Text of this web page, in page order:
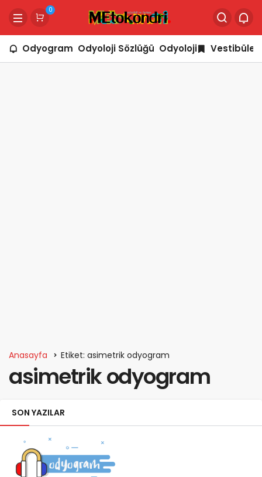
0
Odyogram Odyoloji Sözlüğü Odyoloji Vestibüler
Anasayfa Etiket: asimetrik odyogram
asimetrik odyogram
SON YAZILAR